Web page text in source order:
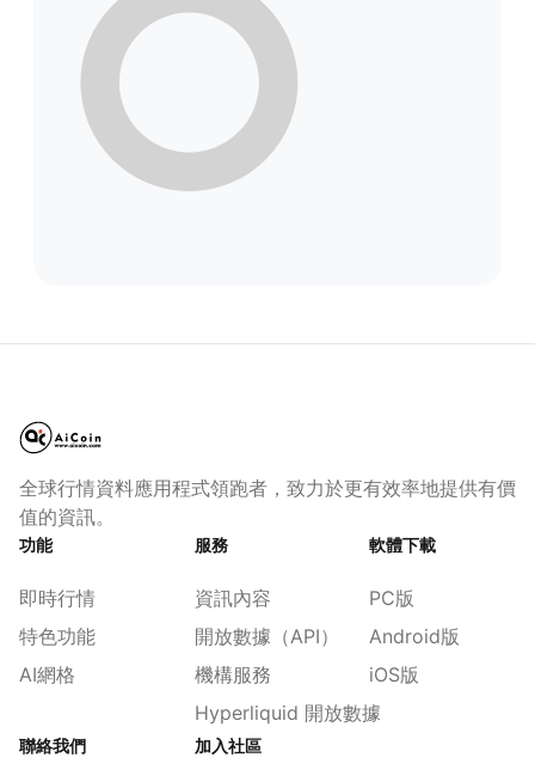
全球行情資料應用程式領跑者，致力於更有效率地提供有價
值的資訊。
功能
即時行情
特色功能
AI網格
服務
資訊內容
開放數據（API）
機構服務
Hyperliquid 開放數據
軟體下載
PC版
Android版
iOS版
聯絡我們 加入社區